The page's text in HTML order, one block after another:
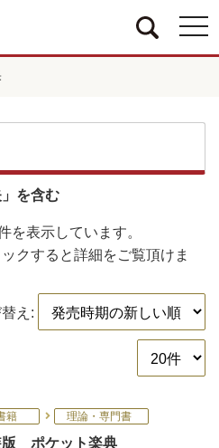
を含む
を表示しています。
クすると詳細をご覧頂けま
え:
籍 理論・専門書
版 ポケット楽典